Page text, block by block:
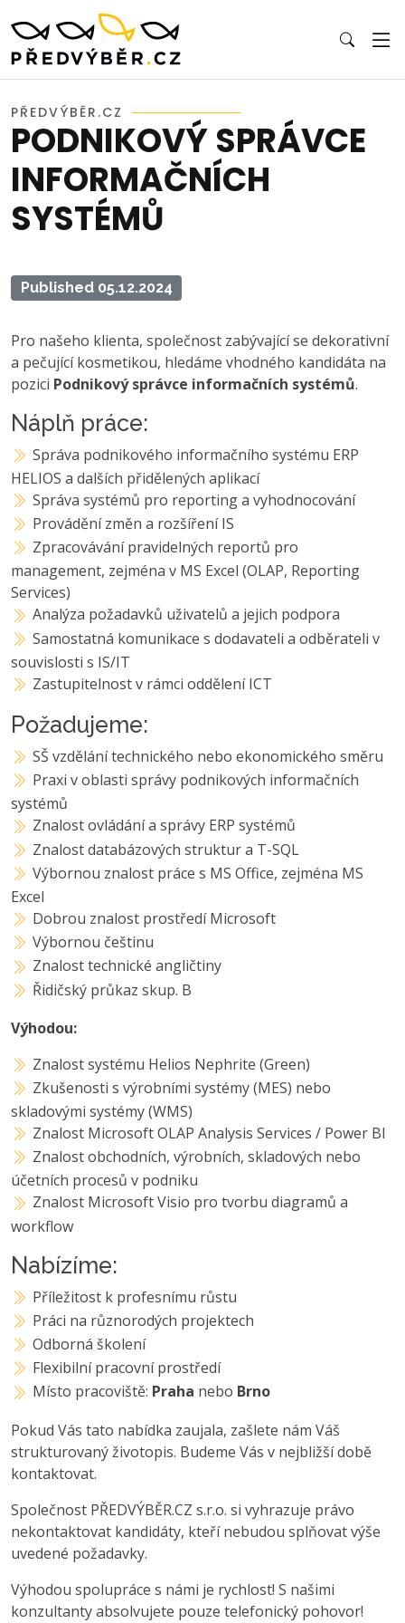
PŘEDVÝBĚR.CZ
PODNIKOVÝ SPRÁVCE
INFORMAČNÍCH
SYSTÉMŮ
Published 05.12.2024
Pro našeho klienta, společnost zabývající se dekorativní
a pečující kosmetikou, hledáme vhodného kandidáta na
pozici Podnikový správce informačních systémů.
Náplň práce:
Správa podnikového informačního systému ERP
HELIOS a dalších přidělených aplikací
Správa systémů pro reporting a vyhodnocování
Provádění změn a rozšíření IS
Zpracovávání pravidelných reportů pro
management, zejména v MS Excel (OLAP, Reporting
Services)
Analýza požadavků uživatelů a jejich podpora
Samostatná komunikace s dodavateli a odběrateli v
souvislosti s IS/IT
Zastupitelnost v rámci oddělení ICT
Požadujeme:
SŠ vzdělání technického nebo ekonomického směru
Praxi v oblasti správy podnikových informačních
systémů
Znalost ovládání a správy ERP systémů
Znalost databázových struktur a T-SQL
Výbornou znalost práce s MS Office, zejména MS
Excel
Dobrou znalost prostředí Microsoft
Výbornou češtinu
Znalost technické angličtiny
Řidičský průkaz skup. B
Výhodou:
Znalost systému Helios Nephrite (Green)
Zkušenosti s výrobními systémy (MES) nebo
skladovými systémy (WMS)
Znalost Microsoft OLAP Analysis Services / Power BI
Znalost obchodních, výrobních, skladových nebo
účetních procesů v podniku
Znalost Microsoft Visio pro tvorbu diagramů a
workflow
Nabízíme:
Příležitost k profesnímu růstu
Práci na různorodých projektech
Odborná školení
Flexibilní pracovní prostředí
Místo pracoviště: Praha nebo Brno
Pokud Vás tato nabídka zaujala, zašlete nám Váš
strukturovaný životopis. Budeme Vás v nejbližší době
kontaktovat.
Společnost PŘEDVÝBĚR.CZ s.r.o. si vyhrazuje právo
nekontaktovat kandidáty, kteří nebudou splňovat výše
uvedené požadavky.
Výhodou spolupráce s námi je rychlost! S našimi
konzultanty absolvujete pouze telefonický pohovor!